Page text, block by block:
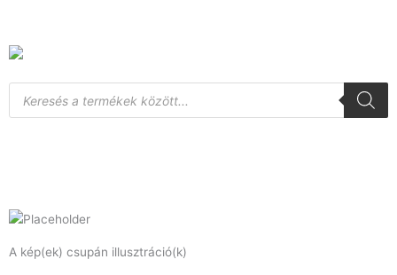
content
Products
search
A kép(ek) csupán illusztráció(k)